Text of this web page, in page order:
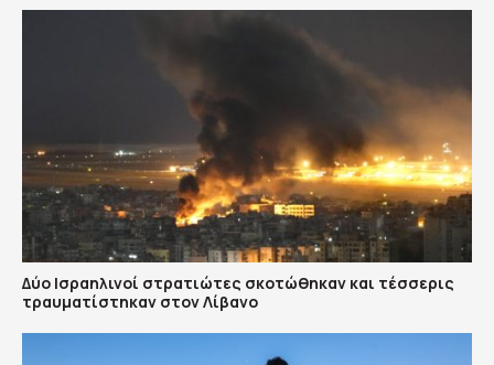
Δύο Ισραηλινοί στρατιώτες σκοτώθηκαν και τέσσερις
τραυματίστηκαν στον Λίβανο